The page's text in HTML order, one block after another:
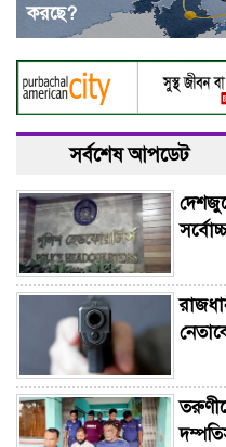
করছে?
সর্বশেষ আপডেট